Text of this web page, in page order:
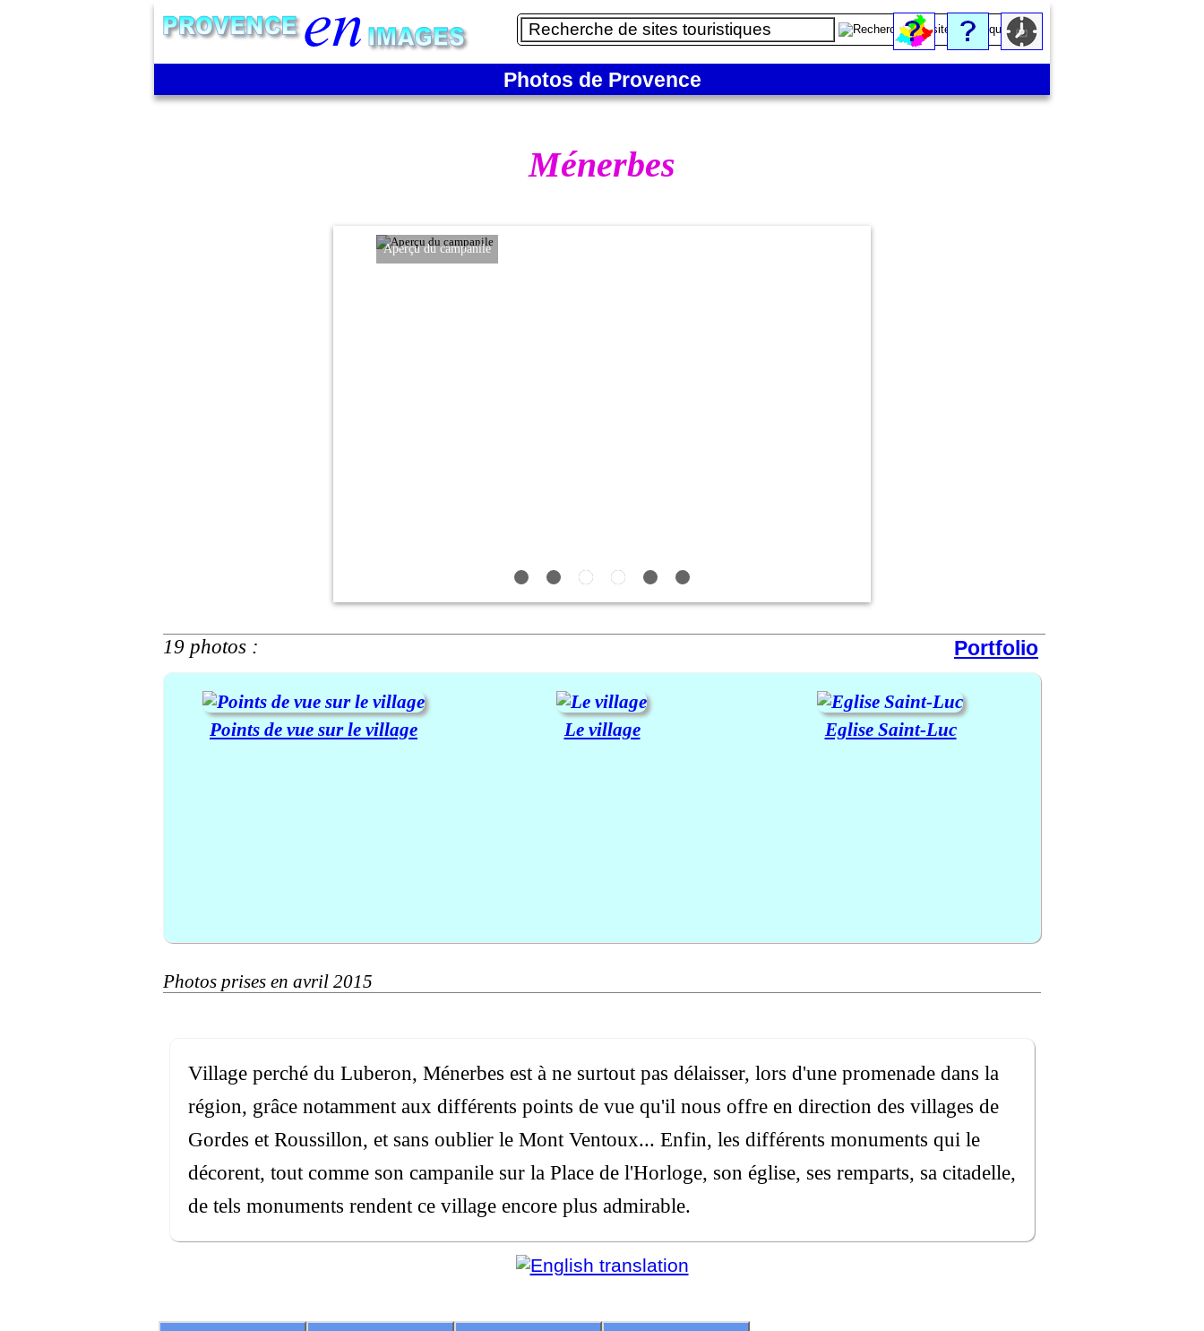
Photos de Provence
Ménerbes
Aperçu du campanile
19 photos : Portfolio
Points de vue sur le village Le village Eglise Saint-Luc
Photos prises en avril 2015
Village perché du Luberon, Ménerbes est à ne surtout pas délaisser, lors d'une promenade dans la
région, grâce notamment aux différents points de vue qu'il nous offre en direction des villages de
Gordes et Roussillon, et sans oublier le Mont Ventoux... Enfin, les différents monuments qui le
décorent, tout comme son campanile sur la Place de l'Horloge, son église, ses remparts, sa citadelle,
de tels monuments rendent ce village encore plus admirable.